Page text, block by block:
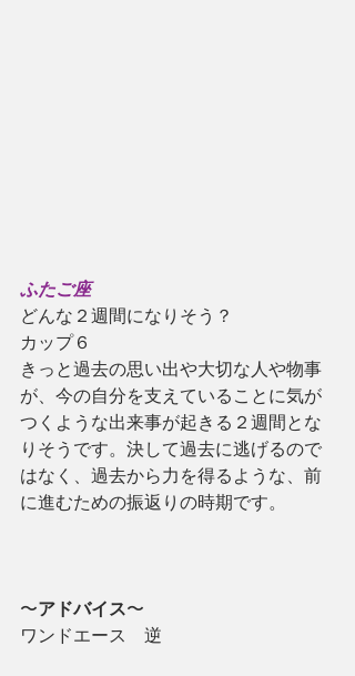
ふたご座
どんな２週間になりそう？
カップ６
きっと過去の思い出や大切な人や物事
が、今の自分を支えていることに気が
つくような出来事が起きる２週間とな
りそうです。決して過去に逃げるので
はなく、過去から力を得るような、前
に進むための振返りの時期です。
〜アドバイス〜
ワンドエース　逆